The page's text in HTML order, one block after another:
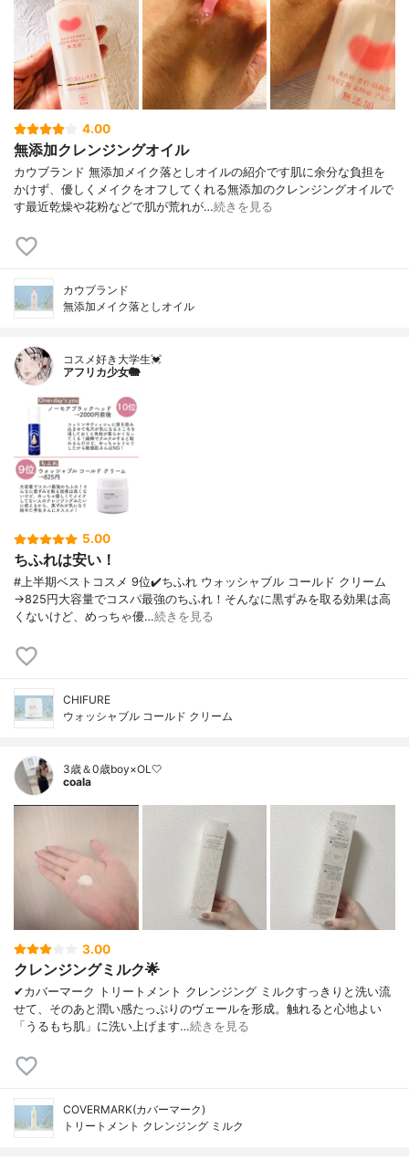
4.00
無添加クレンジングオイル
カウブランド 無添加メイク落としオイルの紹介です肌に余分な負担を
かけず、優しくメイクをオフしてくれる無添加のクレンジングオイルで
す最近乾燥や花粉などで肌が荒れが…続きを見る
カウブランド
無添加メイク落としオイル
コスメ好き大学生💓
アフリカ少女🐘
5.00
ちふれは安い！
#上半期ベストコスメ 9位✔️ちふれ ウォッシャブル コールド クリーム
→825円大容量でコスパ最強のちふれ！そんなに黒ずみを取る効果は高
くないけど、めっちゃ優…続きを見る
CHIFURE
ウォッシャブル コールド クリーム
3歳＆0歳boy×OL🤍
coala
3.00
クレンジングミルク🌟
✔︎カバーマーク トリートメント クレンジング ミルクすっきりと洗い流
せて、そのあと潤い感たっぷりのヴェールを形成。触れると心地よい
「うるもち肌」に洗い上げます…続きを見る
COVERMARK(カバーマーク)
トリートメント クレンジング ミルク